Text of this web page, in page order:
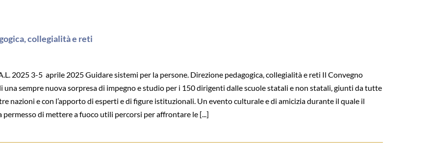
collegialità e reti
2025 3-5 aprile 2025 Guidare sistemi per la persone. Direzione pedagogica, collegialità e reti Il Convegno
una sempre nuova sorpresa di impegno e studio per i 150 dirigenti dalle scuole statali e non statali, giunti da tutte
nazioni e con l’apporto di esperti e di figure istituzionali. Un evento culturale e di amicizia durante il quale il
di mettere a fuoco utili percorsi per affrontare le [...]